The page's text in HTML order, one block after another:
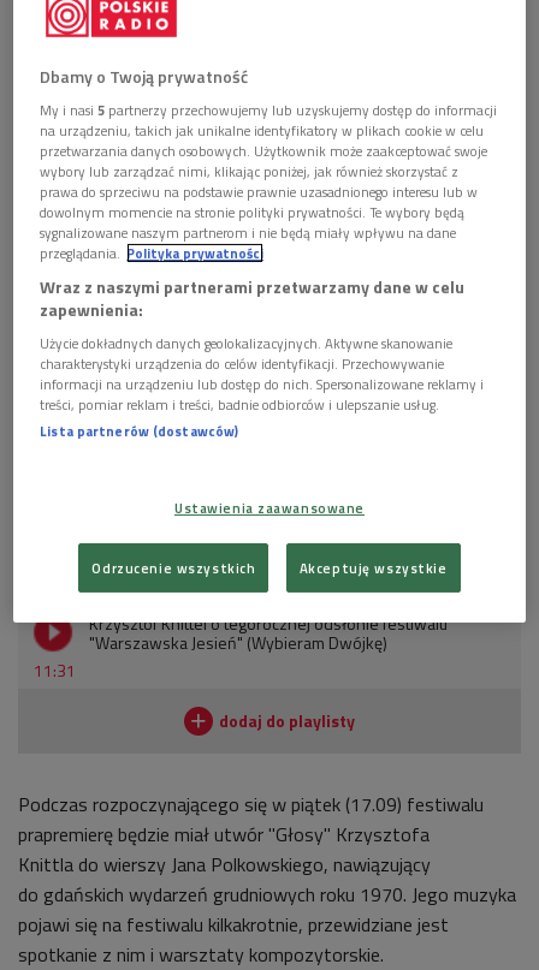
Krzysztof Knittel Foto: Adam Warżawa/PAP
64. "Warszawska Jesień" - przetykana myślą Lema
POSŁUCHAJ
11:31
Krzysztof Knittel o tegorocznej odsłonie festiwalu
"Warszawska Jesień" (Wybieram Dwójkę)
Podczas rozpoczynającego się w piątek (17.09) festiwalu
prapremierę będzie miał utwór "Głosy" Krzysztofa
Knittla do wierszy Jana Polkowskiego, nawiązujący
do gdańskich wydarzeń grudniowych roku 1970. Jego muzyka
pojawi się na festiwalu kilkakrotnie, przewidziane jest
spotkanie z nim i warsztaty kompozytorskie.
Dbamy o Twoją prywatność
My i nasi5 partnerzy przechowujemy lub uzyskujemy dostęp do informacji
na urządzeniu, takich jak unikalne identyfikatory w plikach cookie w celu
przetwarzania danych osobowych. Użytkownik może zaakceptować swoje
wybory lub zarządzać nimi, klikając poniżej, jak również skorzystać z
prawa do sprzeciwu na podstawie prawnie uzasadnionego interesu lub w
dowolnym momencie na stronie polityki prywatności. Te wybory będą
sygnalizowane naszym partnerom i nie będą miały wpływu na dane
przeglądania. Polityka prywatności
Wraz z naszymi partnerami przetwarzamy dane w celu
zapewnienia:
Użycie dokładnych danych geolokalizacyjnych. Aktywne skanowanie
charakterystyki urządzenia do celów identyfikacji. Przechowywanie
informacji na urządzeniu lub dostęp do nich. Spersonalizowane reklamy i
treści, pomiar reklam i treści, badnie odbiorców i ulepszanie usług.
Lista partnerów (dostawców)
Ustawienia zaawansowane
Odrzucenie wszystkich Akceptuję wszystkie